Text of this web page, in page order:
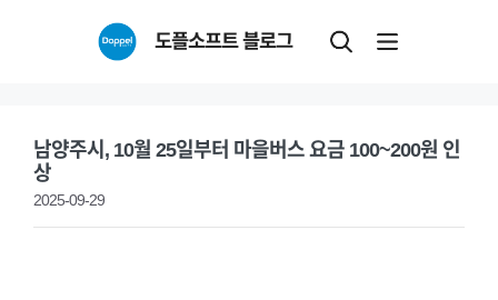
도플소프트 블로그
남양주시, 10월 25일부터 마을버스 요금 100~200원 인
상
2025-09-29